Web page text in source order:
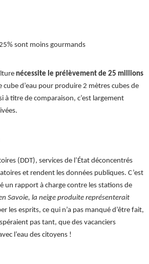
sont moins gourmands
nécessite le prélèvement de 25 millions
cube d’eau pour produire 2 mètres cubes de
à titre de comparaison, c’est largement
(DDT), services de l’État déconcentrés
et rendent les données publiques. C’est
un rapport à charge contre les stations de
Savoie, la neige produite représenterait
les esprits, ce qui n’a pas manqué d’être fait,
pas tant, que des vacanciers
l’eau des citoyens !